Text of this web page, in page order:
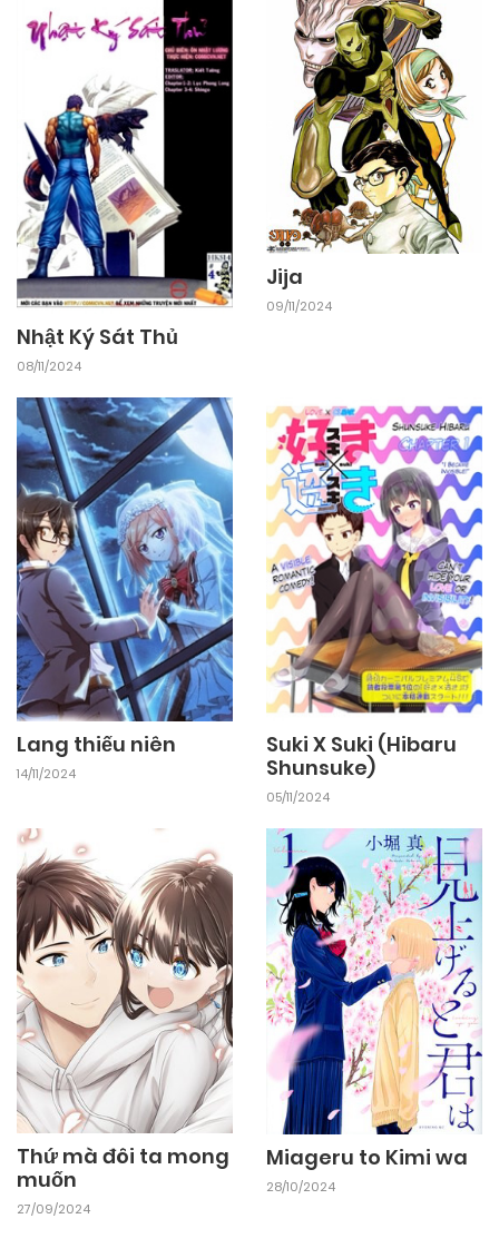
Chapter 1 03/11/2024
Nhật Ký Sát Thủ
08/11/2024
Jija
09/11/2024
Lang thiếu niên
14/11/2024
Suki X Suki (Hibaru
Shunsuke)
05/11/2024
Thứ mà đôi ta mong
muốn
27/09/2024
Miageru to Kimi wa
28/10/2024